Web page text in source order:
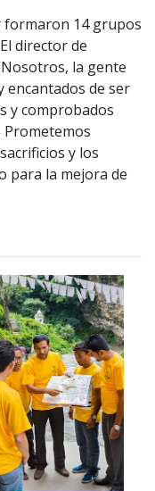
formaron 14 grupos
director de
la gente
encantados de ser
y comprobados
y los
para la mejora de